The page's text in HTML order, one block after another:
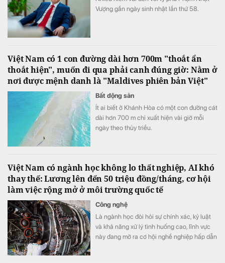
Vượng gần ngày sinh nhật lần thứ 58.
Việt Nam có 1 con đường dài hơn 700m "thoắt ẩn
thoắt hiện", muốn đi qua phải canh đúng giờ: Nằm ở
nơi được mệnh danh là "Maldives phiên bản Việt"
Bất động sản
Ít ai biết ở Khánh Hòa có một con đường cát
dài hơn 700 m chỉ xuất hiện vài giờ mỗi
ngày theo thủy triều.
Việt Nam có ngành học không lo thất nghiệp, AI khó
thay thế: Lương lên đến 50 triệu đồng/tháng, cơ hội
làm việc rộng mở ở môi trường quốc tế
Công nghệ
Là ngành học đòi hỏi sự chính xác, kỷ luật
và khả năng xử lý tình huống cao, lĩnh vực
này đang mở ra cơ hội nghề nghiệp hấp dẫn